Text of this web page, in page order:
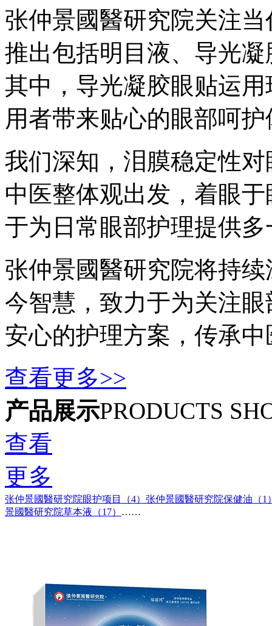
张仲景國醫研究院关注
推出包括明目液、导光
其中，导光凝胶眼贴运
用者带来贴心的眼部呵
我们深知，泪膜稳定性
中医整体观出发，着眼
于为日常眼部护理提供
张仲景國醫研究院将持
今智慧，致力于为关注
安心的护理方案，传承
查看更多>>
产品展示PRODUCTS
查看
更多
张仲景國醫研究院眼护项目（4） 张仲景國醫研究院保健油（1
景國醫研究院草本液（17） ……